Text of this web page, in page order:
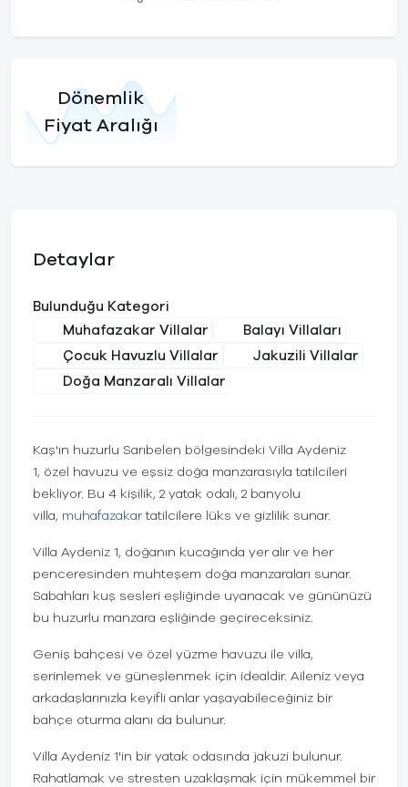
Dönemlik
Fiyat Aralığı
Detaylar
Bulunduğu Kategori
Muhafazakar Villalar
Balayı Villaları
Çocuk Havuzlu Villalar
Jakuzili Villalar
Doğa Manzaralı Villalar
Kaş'ın huzurlu Sarıbelen bölgesindeki Villa Aydeniz
1, özel havuzu ve eşsiz doğa manzarasıyla tatilcileri
bekliyor. Bu 4 kişilik, 2 yatak odalı, 2 banyolu
villa, muhafazakartatilcilere lüks ve gizlilik sunar.
Villa Aydeniz 1, doğanın kucağında yer alır ve her
penceresinden muhteşem doğa manzaraları sunar.
Sabahları kuş sesleri eşliğinde uyanacak ve gününüzü
bu huzurlu manzara eşliğinde geçireceksiniz.
Geniş bahçesi ve özel yüzme havuzu ile villa,
serinlemek ve güneşlenmek için idealdir. Aileniz veya
arkadaşlarınızla keyifli anlar yaşayabileceğiniz bir
bahçe oturma alanı da bulunur.
Villa Aydeniz 1'in bir yatak odasında jakuzi bulunur.
Rahatlamak ve stresten uzaklaşmak için mükemmel bir